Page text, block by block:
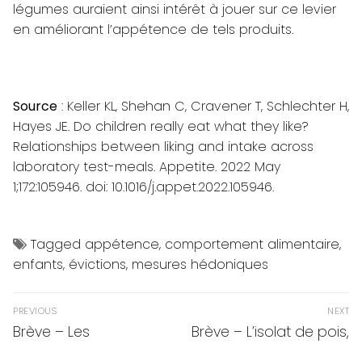
légumes auraient ainsi intérêt à jouer sur ce levier
en améliorant l’appétence de tels produits.
Source : Keller KL, Shehan C, Cravener T, Schlechter H,
Hayes JE. Do children really eat what they like?
Relationships between liking and intake across
laboratory test-meals. Appetite. 2022 May
1;172:105946. doi: 10.1016/j.appet.2022.105946.
Tagged appétence, comportement alimentaire,
enfants, évictions, mesures hédoniques
Navigation
de
PREVIOUS
Previous
Brève – Les
NEXT
Next
Brève – L’isolat de pois,